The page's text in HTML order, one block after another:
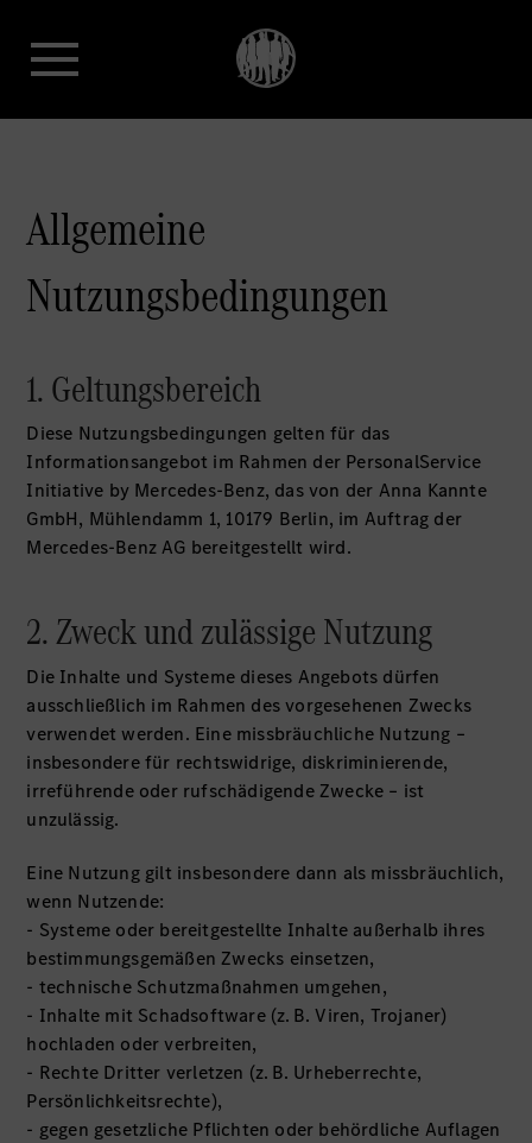
Allgemeine
Nutzungsbedingungen
1. Geltungsbereich
Diese Nutzungsbedingungen gelten für das
Informationsangebot im Rahmen der PersonalService
Initiative by Mercedes-Benz, das von der Anna Kannte
GmbH, Mühlendamm 1, 10179 Berlin, im Auftrag der
Mercedes-Benz AG bereitgestellt wird.
2. Zweck und zulässige Nutzung
Die Inhalte und Systeme dieses Angebots dürfen
ausschließlich im Rahmen des vorgesehenen Zwecks
verwendet werden. Eine missbräuchliche Nutzung –
insbesondere für rechtswidrige, diskriminierende,
irreführende oder rufschädigende Zwecke – ist
unzulässig.
Eine Nutzung gilt insbesondere dann als missbräuchlich,
wenn Nutzende:
- Systeme oder bereitgestellte Inhalte außerhalb ihres
bestimmungsgemäßen Zwecks einsetzen,
- technische Schutzmaßnahmen umgehen,
- Inhalte mit Schadsoftware (z. B. Viren, Trojaner)
hochladen oder verbreiten,
- Rechte Dritter verletzen (z. B. Urheberrechte,
Persönlichkeitsrechte),
- gegen gesetzliche Pflichten oder behördliche Auflagen